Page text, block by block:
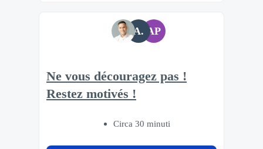
A. AP
Ne vous découragez pas !
Restez motivés !
Circa 30 minuti